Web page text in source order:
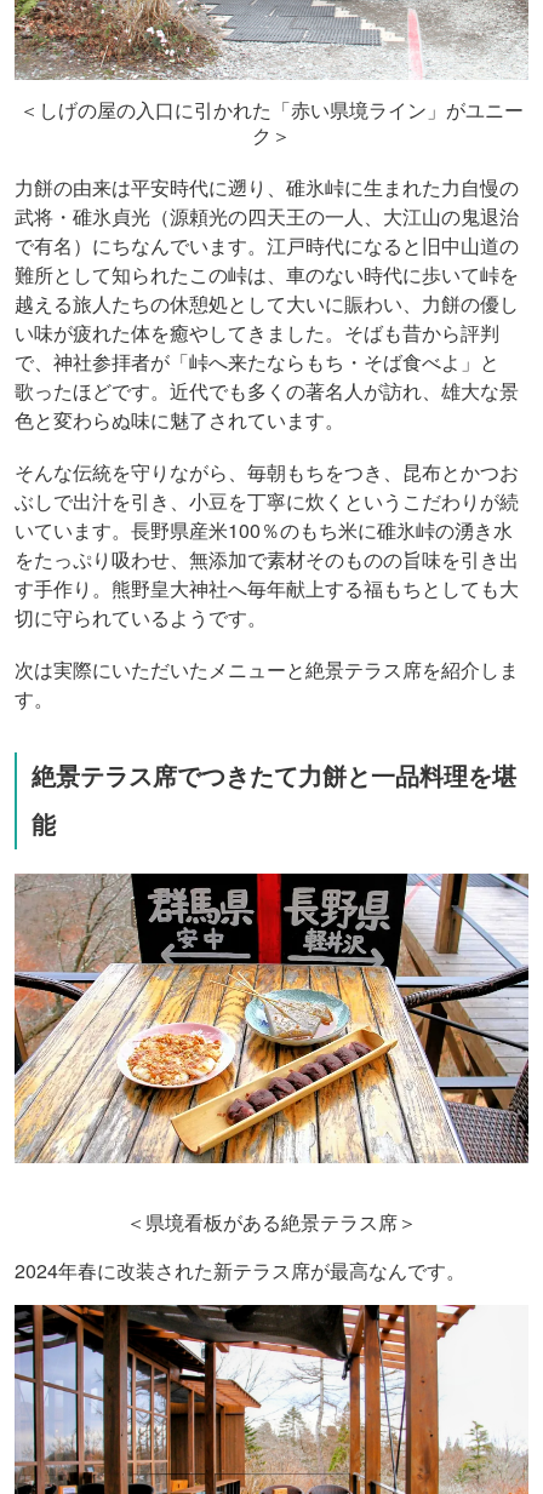
＜しげの屋の入口に引かれた「赤い県境ライン」がユニー
ク＞
力餅の由来は平安時代に遡り、碓氷峠に生まれた力自慢の
武将・碓氷貞光（源頼光の四天王の一人、大江山の鬼退治
で有名）にちなんでいます。江戸時代になると旧中山道の
難所として知られたこの峠は、車のない時代に歩いて峠を
越える旅人たちの休憩処として大いに賑わい、力餅の優し
い味が疲れた体を癒やしてきました。そばも昔から評判
で、神社参拝者が「峠へ来たならもち・そば食べよ」と
歌ったほどです。近代でも多くの著名人が訪れ、雄大な景
色と変わらぬ味に魅了されています。
そんな伝統を守りながら、毎朝もちをつき、昆布とかつお
ぶしで出汁を引き、小豆を丁寧に炊くというこだわりが続
いています。長野県産米100％のもち米に碓氷峠の湧き水
をたっぷり吸わせ、無添加で素材そのものの旨味を引き出
す手作り。熊野皇大神社へ毎年献上する福もちとしても大
切に守られているようです。
次は実際にいただいたメニューと絶景テラス席を紹介しま
す。
絶景テラス席でつきたて力餅と一品料理を堪
能
＜県境看板がある絶景テラス席＞
2024年春に改装された新テラス席が最高なんです。